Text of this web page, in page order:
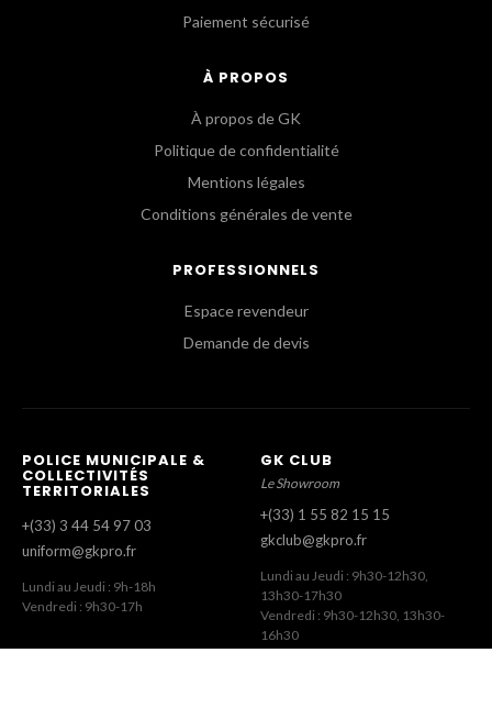
Paiement sécurisé
À PROPOS
À propos de GK
Politique de confidentialité
Mentions légales
Conditions générales de vente
PROFESSIONNELS
Espace revendeur
Demande de devis
POLICE MUNICIPALE &
COLLECTIVITÉS
TERRITORIALES
+(33) 3 44 54 97 03
uniform@gkpro.fr
Lundi au Jeudi : 9h-18h
Vendredi : 9h30-17h
GK CLUB
Le Showroom
+(33) 1 55 82 15 15
gkclub@gkpro.fr
Lundi au Jeudi : 9h30-12h30,
13h30-17h30
Vendredi : 9h30-12h30, 13h30-
16h30